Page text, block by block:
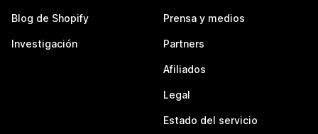
Blog de Shopify
Investigación
Prensa y medios
Partners
Afiliados
Legal
Estado del servicio